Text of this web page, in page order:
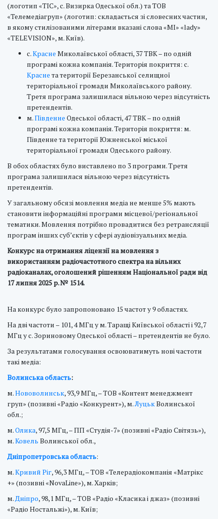
(логотип «ТІС», с. Визирка Одеської обл.) та ТОВ
«Телемедіагруп» (логотип: складається зі словесних частин,
в якому стилізованими літерами вказані слова «MI» «lady»
«TELEVISION», м. Київ).
с.Красне Миколаївської області, 37 ТВК – по одній
програмі кожна компанія. Територія покриття: с.
Красне та території Березанської селищної
територіальної громади Миколаївського району.
Третя програма залишилася вільною через відсутність
претендентів.
м.Південне Одеської області, 47 ТВК – по одній
програмі кожна компанія. Територія покриття: м.
Південне та території Южненської міської
територіальної громади Одеського району.
В обох областях було виставлено по 3 програми. Третя
програма залишилася вільною через відсутність
претендентів.
У загальному обсязі мовлення медіа не менше 5% мають
становити інформаційні програми місцевої/регіональної
тематики. Мовлення потрібно провадитися без ретрансляції
програм інших суб’єктів у сфері аудіовізуальних медіа.
Конкурс на отримання ліцензії на мовлення з
використанням радіочастотного спектра на вільних
радіоканалах, оголошений рішенням Національної ради від
17 липня 2025 р. № 1514.
На конкурс було запропоновано 15 частот у 9 областях.
На дві частоти – 101, 4 МГц у м. Таращі Київської області і 92,7
МГц у с. Зориновому Одеської області – претендентів не було.
За результатами голосування освоюватимуть нові частоти
такі медіа:
Волинська область:
м.Нововолинськ, 93,9 МГц, – ТОВ «Контент менеджмент
груп» (позивні «Радіо «Конкурент»), м.ЛуцькВолинської
обл.;
м.Олика, 97,5 МГц, – ПП «Студія-7» (позивні «Радіо Світязь»),
м.Ковель Волинської обл.,
Дніпропетровська область:
м.Кривий Ріг, 96,3 МГц, – ТОВ «Телерадіокомпанія «Матрікс
+» (позивні «NovaLine»), м. Харків;
м. Дніпро, 98,1 МГц, – ТОВ «Радіо «Класика і джаз» (позивні
«Радіо Ностальжі»), м. Київ;